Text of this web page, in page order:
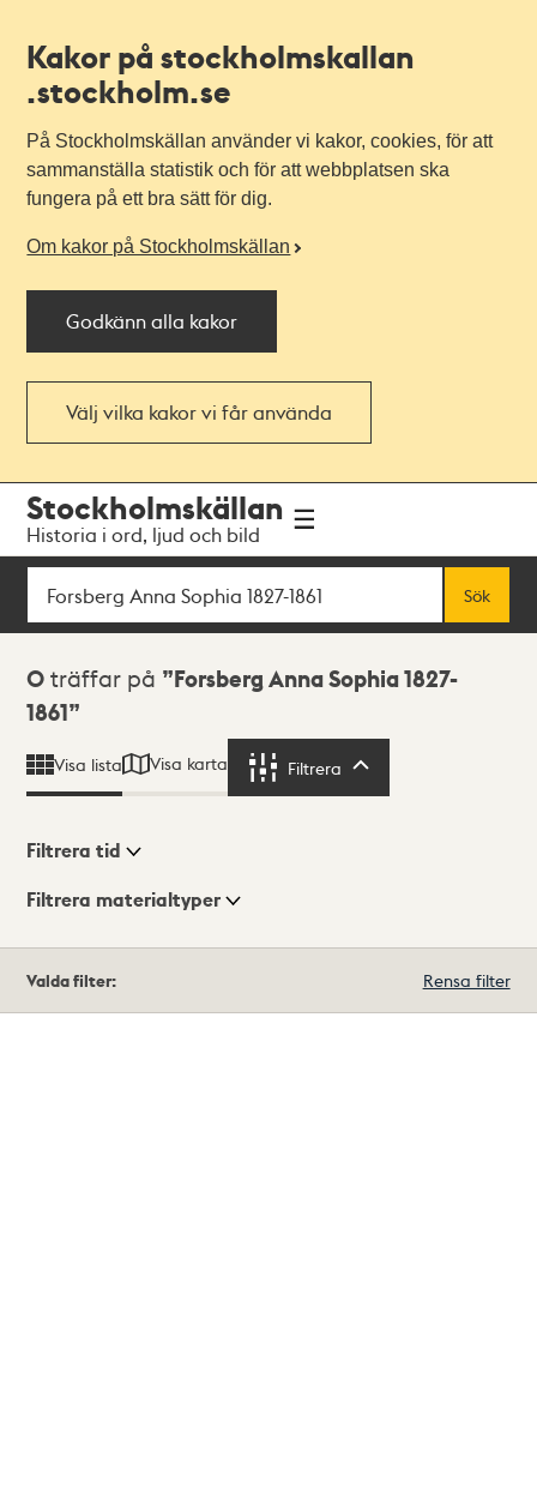
Kakor på stockholmskallan
.stockholm.se
På Stockholmskällan använder vi kakor, cookies, för att
sammanställa statistik och för att webbplatsen ska
fungera på ett bra sätt för dig.
Om kakor på Stockholmskällan
Godkänn alla kakor
Välj vilka kakor vi får använda
navigationen
huvudinnehållet
Stockholmskällan
Historia i ord, ljud och bild
Sök
Sök
Sökresultat
0 träffar på
Forsberg Anna Sophia 1827-
1861
Visa lista Visa karta Filtrera
Visningsläge
Filtrera tid
Filtrera materialtyper
träffar
Valda filter: Rensa filter